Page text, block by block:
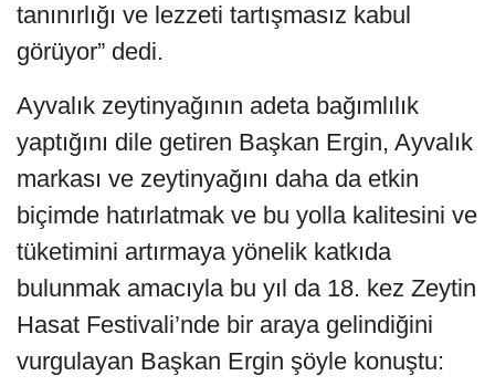
tanınırlığı ve lezzeti tartışmasız kabul
görüyor” dedi.
Ayvalık zeytinyağının adeta bağımlılık
yaptığını dile getiren Başkan Ergin, Ayvalık
markası ve zeytinyağını daha da etkin
biçimde hatırlatmak ve bu yolla kalitesini ve
tüketimini artırmaya yönelik katkıda
bulunmak amacıyla bu yıl da 18. kez Zeytin
Hasat Festivali’nde bir araya gelindiğini
vurgulayan Başkan Ergin şöyle konuştu: